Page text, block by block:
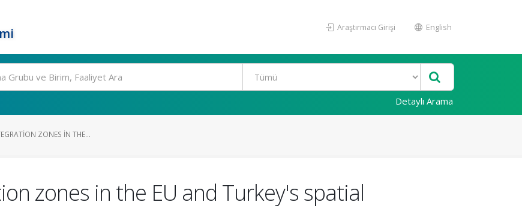
Araştırmacı Girişi English
Detaylı Arama
ZONES IN THE...
zones in the EU and Turkey's spatial